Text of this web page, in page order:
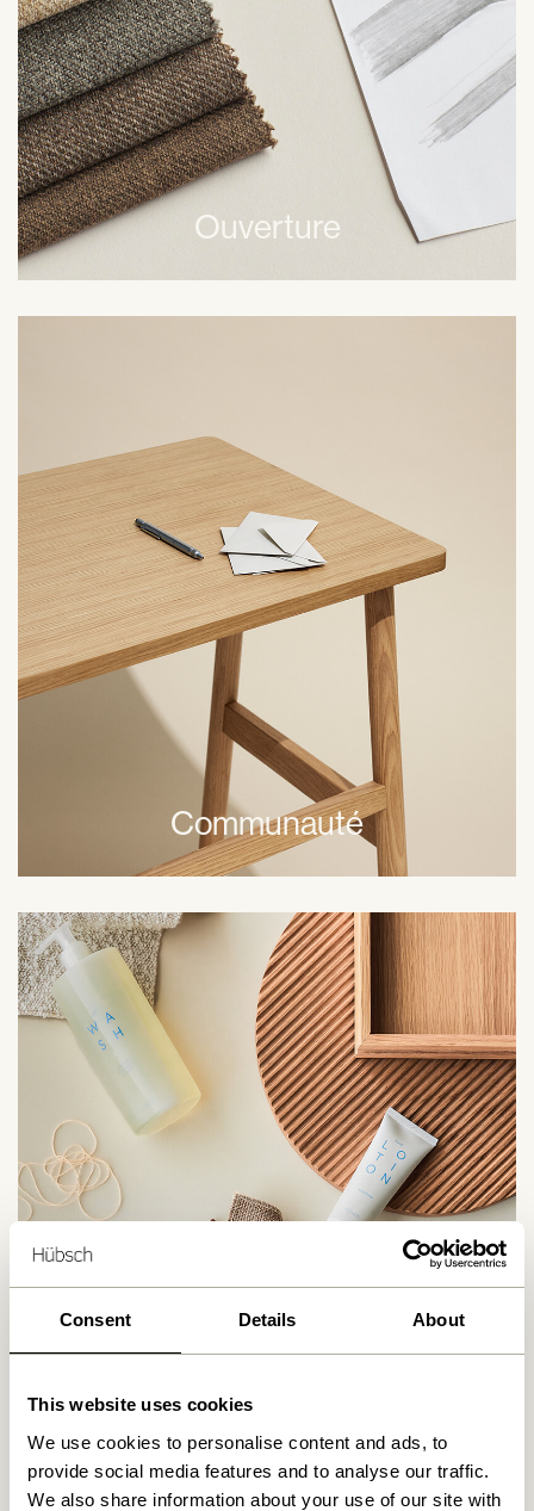
Consent Details About
This website uses cookies
We use cookies to personalise content and ads, to
provide social media features and to analyse our traffic.
We also share information about your use of our site with
notre business ensemble.
Ouverture
L’esprit d’équipe au sein de notre petite communauté est
primordial. Nous apportons notre soutien à notre
entourage mais sommes également très impliqués dans
le bien-être de notre communauté internationale. Nous
souhaitons contribuer locallement et globallement autant
que possible.
Communauté
La liberté associée à l’implication et la responsabilité est
essentielle dans notre façon de nous comporter et d’agir
au travail. Nous sommes responsables de ce que nous
entreprenons chaque jour et partons du principe que nos
partenaires le font également.
Responsabilité